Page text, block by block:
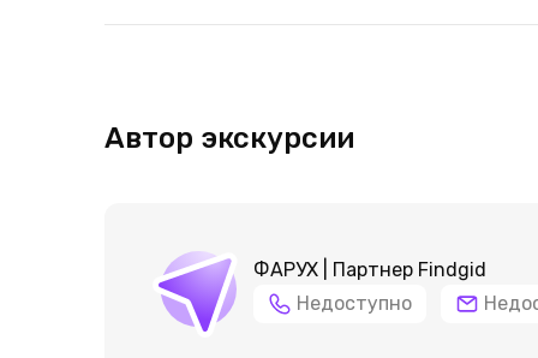
Автор экскурсии
ФАРУХ | Партнер Findgid
Недоступно